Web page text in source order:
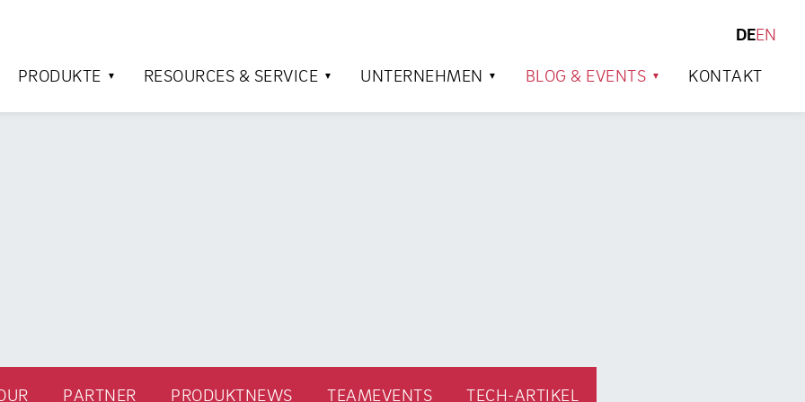
DEEN
PRODUKTE
RESOURCES & SERVICE UNTERNEHMEN BLOG & EVENTS KONTAKT
PARTNER PRODUKTNEWS TEAMEVENTS TECH-ARTIKEL